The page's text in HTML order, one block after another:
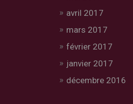
avril 2017
mars 2017
février 2017
janvier 2017
décembre 2016